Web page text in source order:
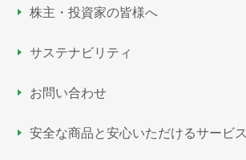
株主・投資家の皆様へ
サステナビリティ
お問い合わせ
安全な商品と安心いただけるサービス